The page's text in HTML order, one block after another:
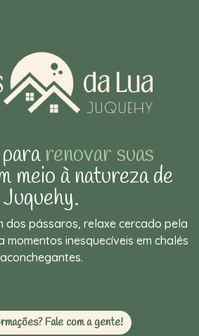
renovar suas
meio à natureza de
Juquehy.
dos pássaros, relaxe cercado pela
momentos inesquecíveis em chalés
aconchegantes.
Fale com a gente!